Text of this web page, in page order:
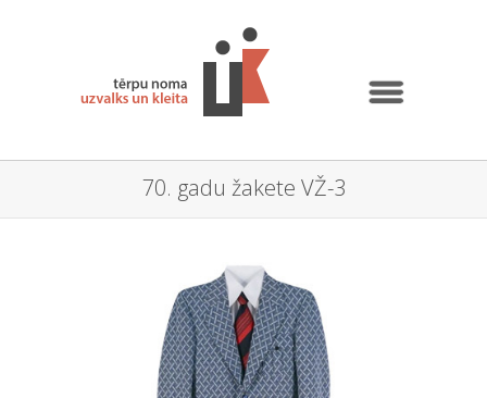
70. gadu žakete VŽ-3